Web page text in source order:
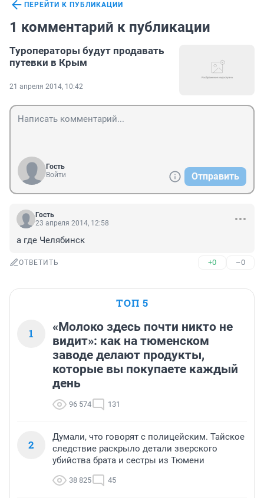
ПЕРЕЙТИ К ПУБЛИКАЦИИ
1 комментарий к публикации
Туроператоры будут продавать
путевки в Крым
21 апреля 2014, 10:42
Гость
Войти
Отправить
Гость
23 апреля 2014, 12:58
а где Челябинск
ОТВЕТИТЬ +0 –0
ТОП 5
1
«Молоко здесь почти никто не
видит»: как на тюменском
заводе делают продукты,
которые вы покупаете каждый
день
96 574 131
2
Думали, что говорят с полицейским. Тайское
следствие раскрыло детали зверского
убийства брата и сестры из Тюмени
38 825 45